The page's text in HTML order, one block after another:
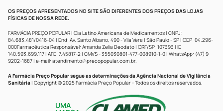
OS PREÇOS APRESENTADOS NO SITE SÃO DIFERENTES DOS PREÇOS DAS LOJAS
FÍSICAS DE NOSSA REDE.
FARMÁCIA PREÇO POPULAR | Cia Latino Americana de Medicamentos | CNPJ:
84.683.481/0416-04 | End: Av. Santo Albano, 490 - Vila Vera | São Paulo - SP | CEP: 04.296-
000Farmacêutica Responsável: Amanda Zelia Deodato | CRF/SP: 107393 | IE:
140.593.699.117 | AFE: 7.45817-2 | CMVS - 355030801-477-008910-1-0 | WhatsApp: (47) 9
9202-1687 | e-mail: atendimento@precopopular.com.br.
A Farmácia Preço Popular segue as determinações da Agência Nacional de Vigilância
Sanitária | Copyright © 2025 Farmácia Preço Popular - Todos os direitos reservados.
UMA